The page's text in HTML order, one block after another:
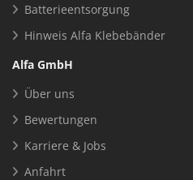
Batterieentsorgung
Hinweis Alfa Klebebänder
Alfa GmbH
Über uns
Bewertungen
Karriere & Jobs
Anfahrt